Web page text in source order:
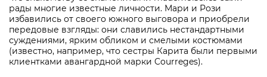
рады многие известные личности. Мари и Рози
избавились от своего южного выговора и приобрели
передовые взгляды: они славились нестандартными
суждениями, ярким обликом и смелыми костюмами
(известно, например, что сестры Карита были первыми
клиентками авангардной марки Courreges).